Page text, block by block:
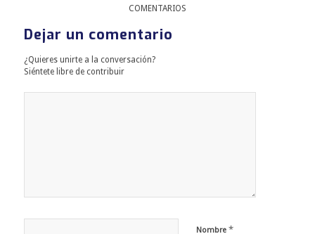
COMENTARIOS
Dejar un comentario
¿Quieres unirte a la conversación?
Siéntete libre de contribuir
Nombre *